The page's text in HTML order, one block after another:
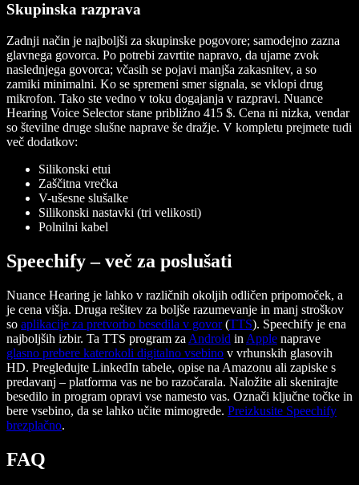
Skupinska razprava
Zadnji način je najboljši za skupinske pogovore; samodejno zazna
glavnega govorca. Po potrebi zavrtite napravo, da ujame zvok
naslednjega govorca; včasih se pojavi manjša zakasnitev, a so
zamiki minimalni. Ko se spremeni smer signala, se vklopi drug
mikrofon. Tako ste vedno v toku dogajanja v razpravi. Nuance
Hearing Voice Selector stane približno 415 $. Cena ni nizka, vendar
so številne druge slušne naprave še dražje. V kompletu prejmete tudi
več dodatkov:
Silikonski etui
Zaščitna vrečka
V-ušesne slušalke
Silikonski nastavki (tri velikosti)
Polnilni kabel
Speechify – več za poslušati
Nuance Hearing je lahko v različnih okoljih odličen pripomoček, a
je cena višja. Druga rešitev za boljše razumevanje in manj stroškov
so aplikacije za pretvorbo besedila v govor(TTS). Speechify je ena
najboljših izbir. Ta TTS program za Android in Apple naprave
glasno prebere katerokoli digitalno vsebino v vrhunskih glasovih
HD. Pregledujte LinkedIn tabele, opise na Amazonu ali zapiske s
predavanj – platforma vas ne bo razočarala. Naložite ali skenirajte
besedilo in program opravi vse namesto vas. Označi ključne točke in
bere vsebino, da se lahko učite mimogrede. Preizkusite Speechify
brezplačno.
FAQ